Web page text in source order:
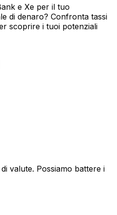
e Xe per il tuo
di denaro? Confronta tassi
scoprire i tuoi potenziali
valute. Possiamo battere i